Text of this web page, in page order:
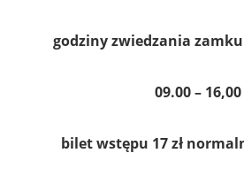
godziny zwiedzania
09.00 – 16,00
bilet wstępu 17 zł